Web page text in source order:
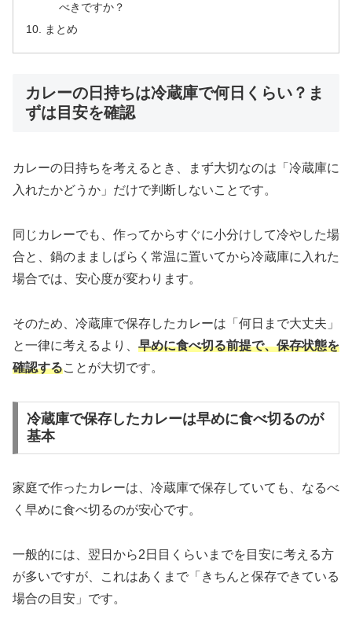
べきですか？
まとめ
カレーの日持ちは冷蔵庫で何日くらい？ま
ずは目安を確認
カレーの日持ちを考えるとき、まず大切なのは「冷蔵庫に
入れたかどうか」だけで判断しないことです。
同じカレーでも、作ってからすぐに小分けして冷やした場
合と、鍋のまましばらく常温に置いてから冷蔵庫に入れた
場合では、安心度が変わります。
そのため、冷蔵庫で保存したカレーは「何日まで大丈夫」
と一律に考えるより、 早めに食べ切る前提で、保存状態を
確認することが大切です。
冷蔵庫で保存したカレーは早めに食べ切るのが
基本
家庭で作ったカレーは、冷蔵庫で保存していても、なるべ
く早めに食べ切るのが安心です。
一般的には、翌日から2日目くらいまでを目安に考える方
が多いですが、これはあくまで「きちんと保存できている
場合の目安」です。